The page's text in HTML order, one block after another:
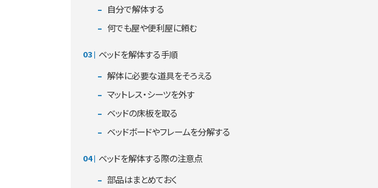
自分で解体する
何でも屋や便利屋に頼む
ベッドを解体する手順
解体に必要な道具をそろえる
マットレス・シーツを外す
ベッドの床板を取る
ベッドボードやフレームを分解する
ベッドを解体する際の注意点
部品はまとめておく